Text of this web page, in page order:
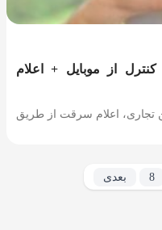
از موبایل + اعلام
تجاری، اعلام سرقت از طریق
8 بعدی